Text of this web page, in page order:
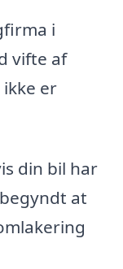
i
vifte af
er
din bil har
at